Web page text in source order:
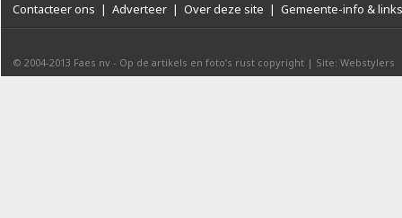
Contacteer ons | Adverteer | Over deze site | Gemeente-info & links
© 2004-2013 Faes nv - Op de artikels en foto’s rust copyright | Site: Webstylers